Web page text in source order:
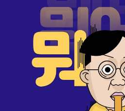
149,000원
시알리스 1병 + 레비트라 1병